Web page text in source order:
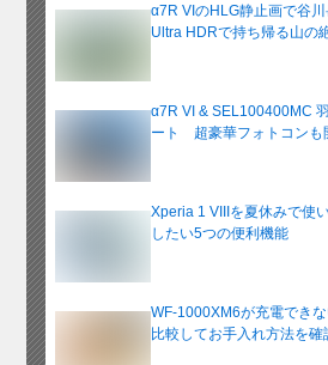
α7R VIのHLG静止画で谷
Ultra HDRで持ち帰る山の
α7R VI & SEL100400MC
ート 超豪華フォトコンも
Xperia 1 VIIIを夏休みで使
したい5つの便利機能
WF-1000XM6が充電でき
比較してお手入れ方法を確